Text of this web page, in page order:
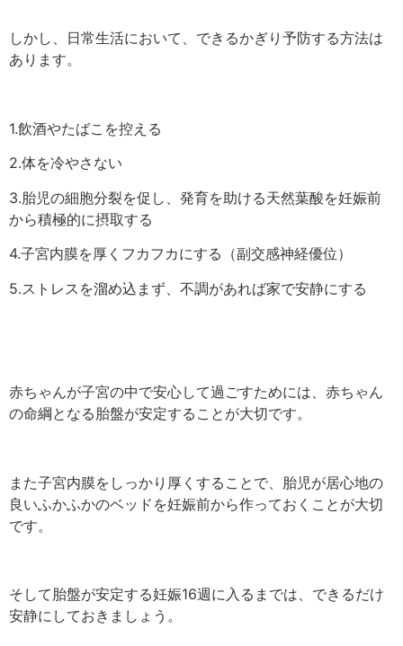
しかし、日常生活において、できるかぎり予防する方法は
あります。
1.飲酒やたばこを控える
2.体を冷やさない
3.胎児の細胞分裂を促し、発育を助ける天然葉酸を妊娠前
から積極的に摂取する
4.子宮内膜を厚くフカフカにする（副交感神経優位）
5.ストレスを溜め込まず、不調があれば家で安静にする
赤ちゃんが子宮の中で安心して過ごすためには、赤ちゃん
の命綱となる胎盤が安定することが大切です。
また子宮内膜をしっかり厚くすることで、胎児が居心地の
良いふかふかのベッドを妊娠前から作っておくことが大切
です。
そして胎盤が安定する妊娠16週に入るまでは、できるだけ
安静にしておきましょう。